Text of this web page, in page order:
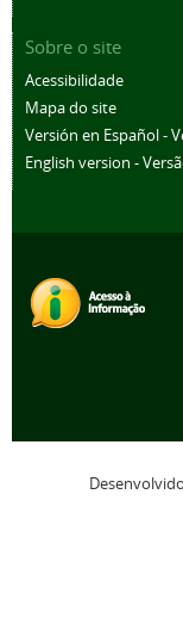
Sobre o site
Acessibilidade
Mapa do site
Versión en Español -
English version -